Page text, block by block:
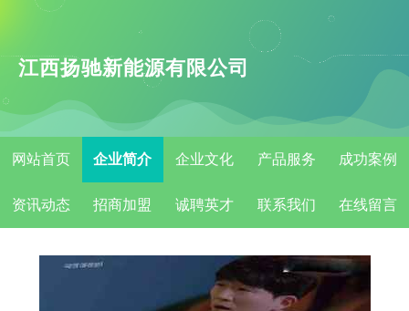
江西扬驰新能源有限公司
网站首页 企业简介 企业文化 产品服务 成功案例
资讯动态 招商加盟 诚聘英才 联系我们 在线留言